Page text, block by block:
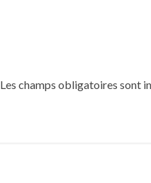
Les champs obligatoires sont